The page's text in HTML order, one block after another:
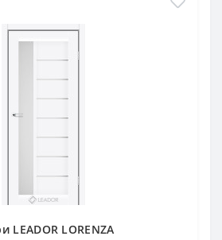
LEADOR LORENZA